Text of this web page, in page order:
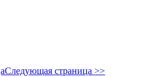
Следующая страница >>